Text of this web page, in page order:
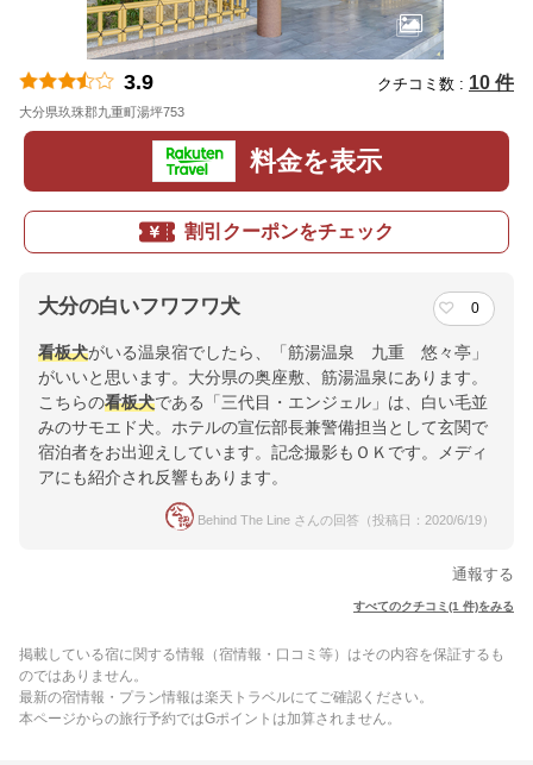
3.9 クチコミ数 : 10 件
大分県玖珠郡九重町湯坪753
料金を表示
割引クーポンをチェック
大分の白いフワフワ犬 0
看板犬がいる温泉宿でしたら、「筋湯温泉 九重 悠々亭」
がいいと思います。大分県の奥座敷、筋湯温泉にあります。
こちらの看板犬である「三代目・エンジェル」は、白い毛並
みのサモエド犬。ホテルの宣伝部長兼警備担当として玄関で
宿泊者をお出迎えしています。記念撮影もＯＫです。メディ
アにも紹介され反響もあります。
Behind The Line さんの回答（投稿日：2020/6/19）
通報する
すべてのクチコミ(1 件)をみる
掲載している宿に関する情報（宿情報・口コミ等）はその内容を保証するも
のではありません。
最新の宿情報・プラン情報は楽天トラベルにてご確認ください。
本ページからの旅行予約ではGポイントは加算されません。